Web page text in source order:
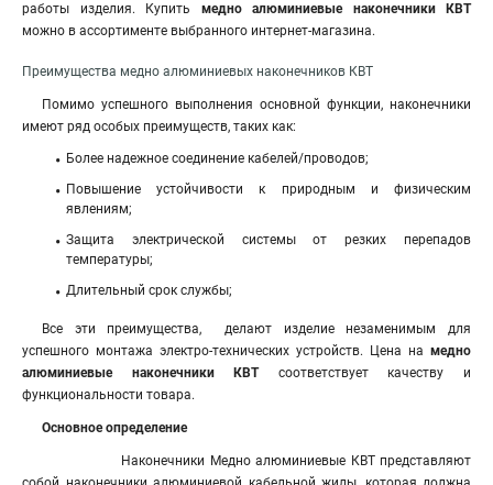
работы изделия. Купить медно алюминиевые наконечники КВТ
можно в ассортименте выбранного интернет-магазина.
Преимущества медно алюминиевых наконечников КВТ
Помимо успешного выполнения основной функции, наконечники
имеют ряд особых преимуществ, таких как:
Более надежное соединение кабелей/проводов;
Повышение устойчивости к природным и физическим
явлениям;
Защита электрической системы от резких перепадов
температуры;
Длительный срок службы;
Все эти преимущества, делают изделие незаменимым для
успешного монтажа электро-технических устройств. Цена на медно
алюминиевые наконечники КВТсоответствует качеству и
функциональности товара.
Основное определение
Наконечники Медно алюминиевые КВТ представляют